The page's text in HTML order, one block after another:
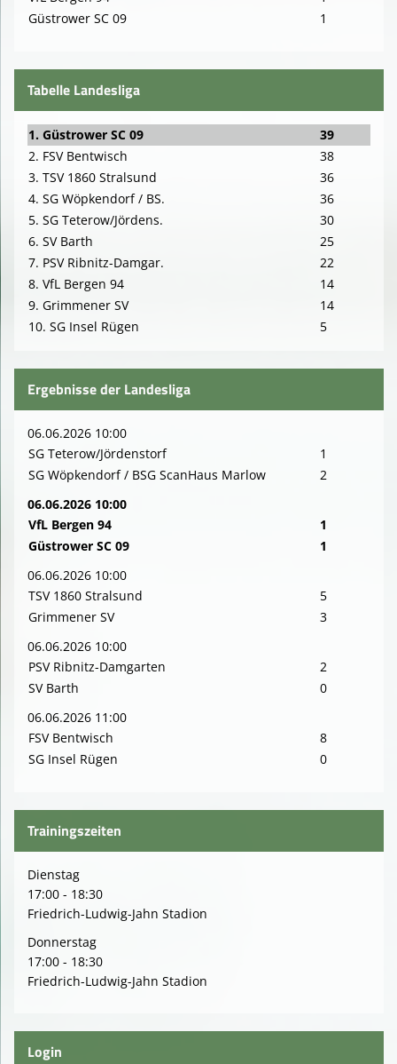
FANSHOP
Güstrower SC 09
1
Tabelle Landesliga
1. Güstrower SC 09
39
2. FSV Bentwisch
38
3. TSV 1860 Stralsund
36
4. SG Wöpkendorf / BS.
36
5. SG Teterow/Jördens.
30
6. SV Barth
25
7. PSV Ribnitz-Damgar.
22
8. VfL Bergen 94
14
9. Grimmener SV
14
10. SG Insel Rügen
5
Ergebnisse der Landesliga
06.06.2026 10:00
SG Teterow/Jördenstorf
1
SG Wöpkendorf / BSG ScanHaus Marlow
2
06.06.2026 10:00
VfL Bergen 94
1
Güstrower SC 09
1
06.06.2026 10:00
TSV 1860 Stralsund
5
Grimmener SV
3
06.06.2026 10:00
PSV Ribnitz-Damgarten
2
SV Barth
0
06.06.2026 11:00
FSV Bentwisch
8
SG Insel Rügen
0
Trainingszeiten
Dienstag
17:00 - 18:30
Friedrich-Ludwig-Jahn Stadion
Donnerstag
17:00 - 18:30
Friedrich-Ludwig-Jahn Stadion
Login